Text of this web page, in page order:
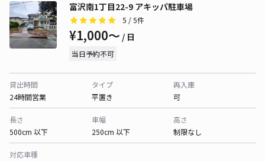
富沢南1丁目22-9 アキッパ駐車場
5 / 5件
¥1,000〜 / 日
当日予約不可
貸出時間
24時間営業
タイプ
平置き
再入庫
可
長さ
500cm 以下
車幅
250cm 以下
高さ
制限なし
対応車種